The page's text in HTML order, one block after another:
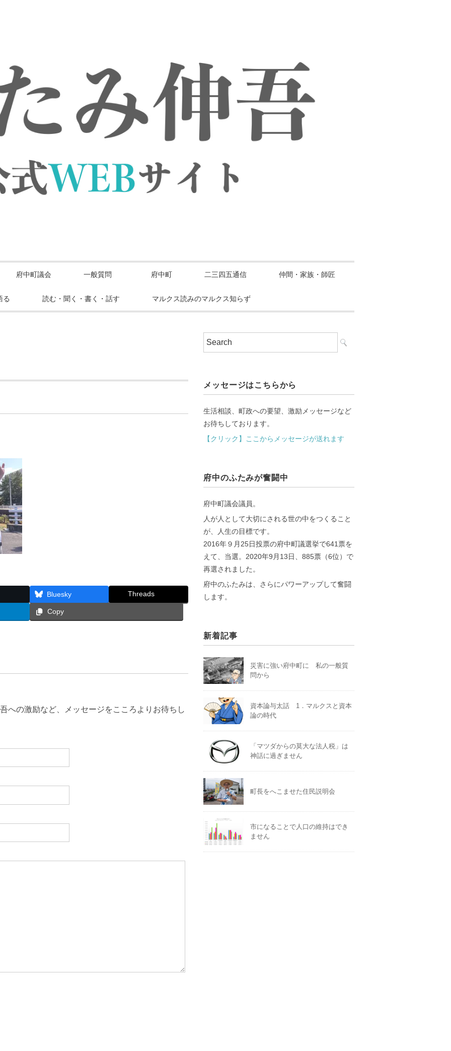
府中町議会 一般質問 府中町 二三四五通信 仲間・家族・師匠
る 読む・聞く・書く・話す マルクス読みのマルクス知らず
Bluesky Threads
Copy
への激励など、メッセージをこころよりお待ちし
メッセージはこちらから
生活相談、町政への要望、激励メッセージなど
お待ちしております。
【クリック】ここからメッセージが送れます
府中のふたみが奮闘中
府中町議会議員。
人が人として大切にされる世の中をつくること
が、人生の目標です。
2016年９月25日投票の府中町議選挙で641票を
えて、当選。2020年9月13日、885票（6位）で
再選されました。
府中のふたみは、さらにパワーアップして奮闘
します。
新着記事
災害に強い府中町に 私の一般質
問から
資本論与太話 1．マルクスと資本
論の時代
「マツダからの莫大な法人税」は
神話に過ぎません
町長をへこませた住民説明会
市になることで人口の維持はでき
ません